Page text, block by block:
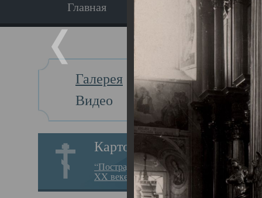
Главная Экскурсия
Галерея
Видео
Картотека
“Пострадавшие за веру в
XX веке на Севере”
Главная